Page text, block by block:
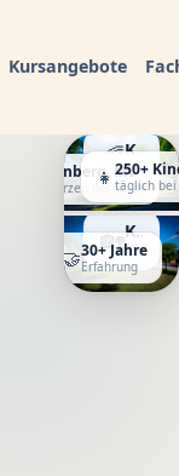
Kursangebote
Schönberg, MV
Im Herzen der Stadt
👧250+
täglich bei
🌈 Kita Regenbogen
Krippe · Kindergarten · Integration
🤝30+ Jahre
Erfahrung
🏡 Kinderhaus am Oberteich
Kindergarten · Hort